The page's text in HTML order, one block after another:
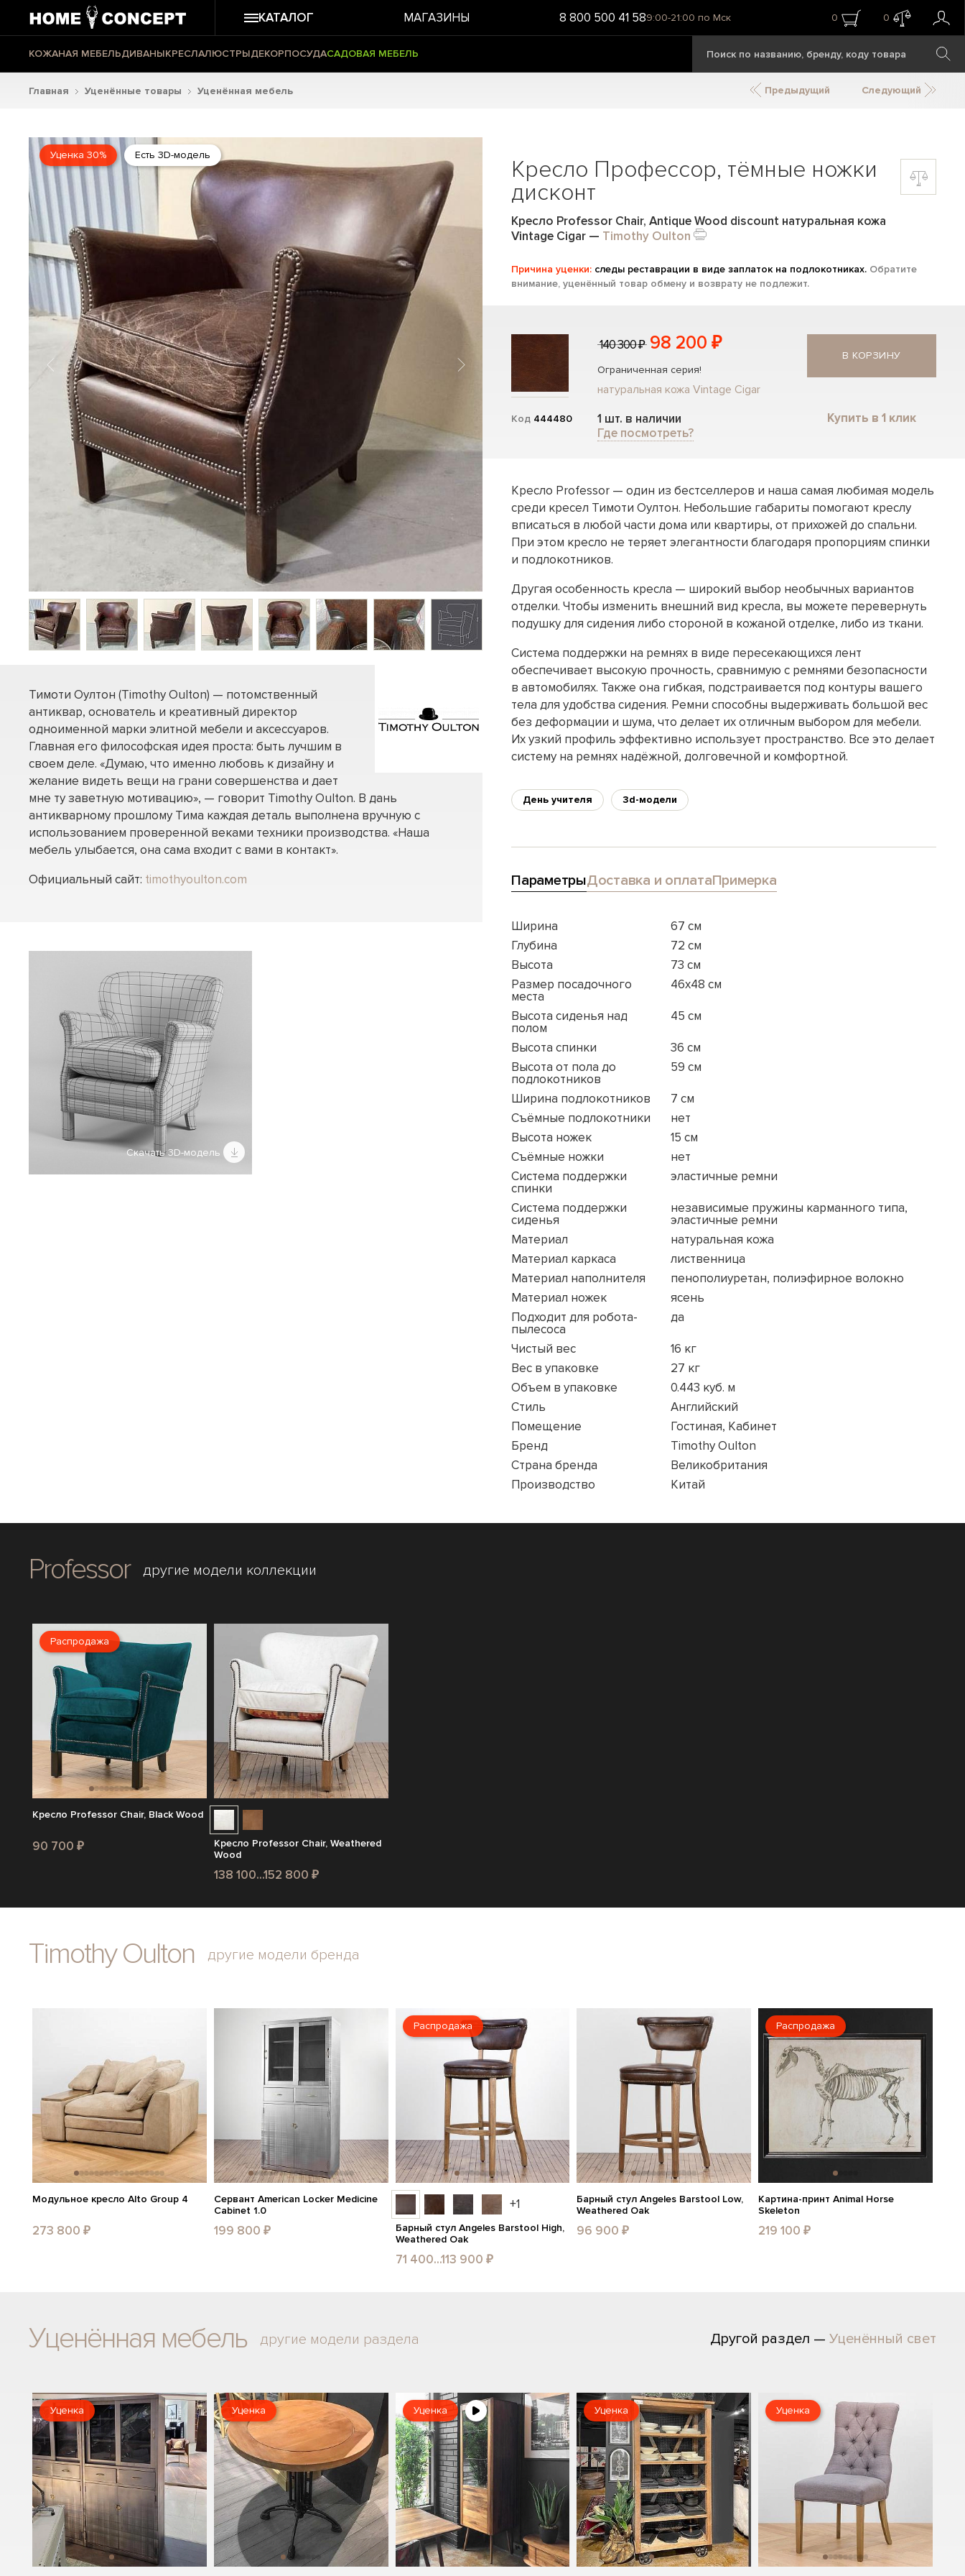
КАТАЛОГ МАГАЗИНЫ 8 800 500 41 589:00-21:00 по Мск 0 0
КОЖАНАЯ МЕБЕЛЬДИВАНЫКРЕСЛАЛЮСТРЫДЕКОРПОСУДАСАДОВАЯ МЕБЕЛЬ
Главная Уценённые товары Уценённая мебель Предыдущий Следующий
Уценка 30% Есть 3D-модель
Тимоти Оултон (Timothy Oulton) — потомственный
антиквар, основатель и креативный директор
одноименной марки элитной мебели и аксессуаров.
Главная его философская идея проста: быть лучшим в
своем деле. «Думаю, что именно любовь к дизайну и
желание видеть вещи на грани совершенства и дает
мне ту заветную мотивацию», — говорит Timothy Oulton. В дань
антикварному прошлому Тима каждая деталь выполнена вручную с
использованием проверенной веками техники производства. «Наша
мебель улыбается, она сама входит с вами в контакт».
Официальный сайт: timothyoulton.com
Скачать 3D-модель
Кресло Профессор, тёмные ножки
дисконт
Кресло Professor Chair, Antique Wood discount натуральная кожа
Vintage Cigar — Timothy Oulton
Причина уценки: следы реставрации в виде заплаток на подлокотниках. Обратите
внимание, уценённый товар обмену и возврату не подлежит.
Код 444480
140 300 ₽ 98 200 ₽
Ограниченная серия!
натуральная кожа Vintage Cigar
1 шт. в наличии
Где посмотреть?
В КОРЗИНУ
Купить в 1 клик
Кресло Professor — один из бестселлеров и наша самая любимая модель
среди кресел Тимоти Оултон. Небольшие габариты помогают креслу
вписаться в любой части дома или квартиры, от прихожей до спальни.
При этом кресло не теряет элегантности благодаря пропорциям спинки
и подлокотников.
Другая особенность кресла — широкий выбор необычных вариантов
отделки. Чтобы изменить внешний вид кресла, вы можете перевернуть
подушку для сидения либо стороной в кожаной отделке, либо из ткани.
Система поддержки на ремнях в виде пересекающихся лент
обеспечивает высокую прочность, сравнимую с ремнями безопасности
в автомобилях. Также она гибкая, подстраивается под контуры вашего
тела для удобства сидения. Ремни способны выдерживать большой вес
без деформации и шума, что делает их отличным выбором для мебели.
Их узкий профиль эффективно использует пространство. Все это делает
систему на ремнях надёжной, долговечной и комфортной.
День учителя 3d-модели
ПараметрыДоставка и оплатаПримерка
Ширина
67 см
Глубина
72 см
Высота
73 см
Размер посадочного
места
46x48 см
Высота сиденья над
полом
45 см
Высота спинки
36 см
Высота от пола до
подлокотников
59 см
Ширина подлокотников
7 см
Съёмные подлокотники
нет
Высота ножек
15 см
Съёмные ножки
нет
Система поддержки
спинки
эластичные ремни
Система поддержки
сиденья
независимые пружины карманного типа,
эластичные ремни
Материал
натуральная кожа
Материал каркаса
лиственница
Материал наполнителя
пенополиуретан, полиэфирное волокно
Материал ножек
ясень
Подходит для робота-
пылесоса
да
Чистый вес
16 кг
Вес в упаковке
27 кг
Объем в упаковке
0.443 куб. м
Стиль
Английский
Помещение
Гостиная, Кабинет
Бренд
Timothy Oulton
Страна бренда
Великобритания
Производство
Китай
Professor другие модели коллекции
Распродажа
Кресло Professor Chair, Black Wood
90 700 ₽
Кресло Professor Chair, Weathered
Wood
138 100...152 800 ₽
Timothy Oulton другие модели бренда
Модульное кресло Alto Group 4
273 800 ₽
Сервант American Locker Medicine
Cabinet 1.0
199 800 ₽
Распродажа
+1
Барный стул Angeles Barstool High,
Weathered Oak
71 400...113 900 ₽
Барный стул Angeles Barstool Low,
Weathered Oak
96 900 ₽
Распродажа
Картина-принт Animal Horse
Skeleton
219 100 ₽
Уценённая мебель другие модели раздела Другой раздел — Уценённый свет
Уценка Уценка Уценка Уценка Уценка